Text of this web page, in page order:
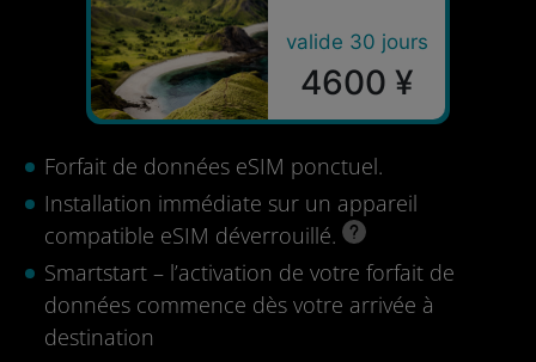
valide 30 jours
4600 ¥
Forfait de données eSIM ponctuel.
Installation immédiate sur un appareil
compatible eSIM déverrouillé.
Smartstart – l’activation de votre forfait de
données commence dès votre arrivée à
destination